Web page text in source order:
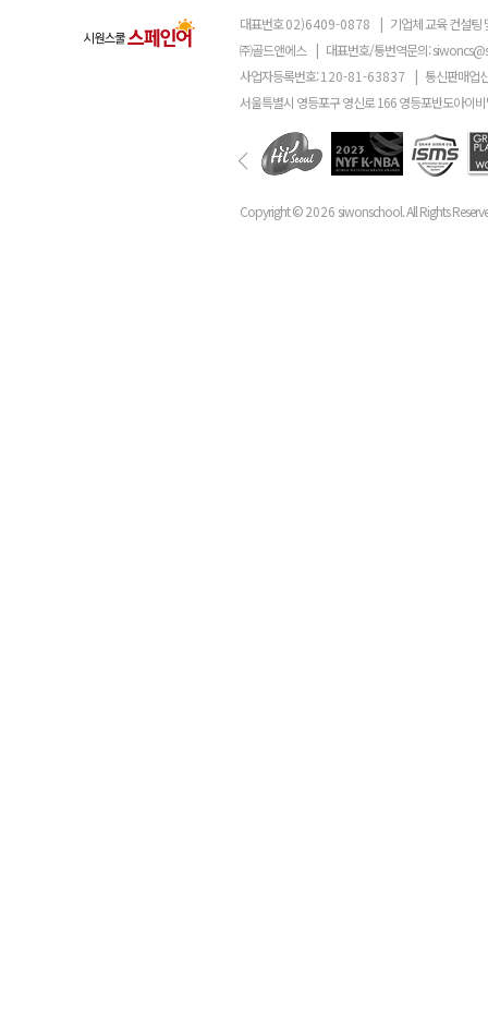
대표번호02)6409-0878 | 기업체 교육 컨설팅
㈜골드앤에스 | 대표번호/통번역문의:
사업자등록번호:120-81-63837 | 통신판매업
서울특별시 영등포구 영신로 166 영등포반도아이
Copyright ©2026 siwonschool. All Rights